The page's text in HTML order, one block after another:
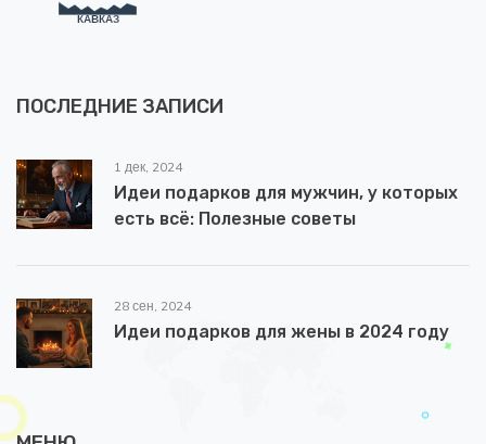
ПОСЛЕДНИЕ ЗАПИСИ
1 дек, 2024
Идеи подарков для мужчин, у которых
есть всё: Полезные советы
28 сен, 2024
Идеи подарков для жены в 2024 году